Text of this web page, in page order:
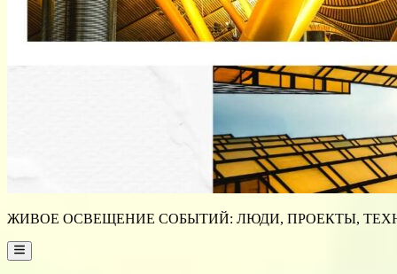
ЖИВОЕ ОСВЕЩЕНИЕ СОБЫТИЙ: ЛЮДИ, ПРОЕКТЫ,
Main
Menu